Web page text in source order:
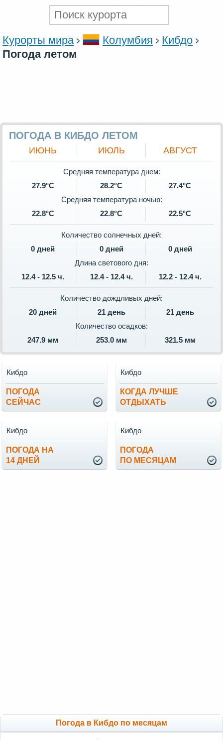
Курорты мира Колумбия
Кибдо
Погода летом
ПОГОДА В КИБДО ЛЕТОМ
ИЮНЬ ИЮЛЬ АВГУСТ
Средняя температура днем:
27.9°C
28.2°C
27.4°C
Средняя температура ночью:
22.8°C
22.8°C 22.5°C
Количество солнечных дней:
0 дней
0 дней
0 дней
Длина светового дня:
12.4 - 12.5 ч.
12.4 - 12.4 ч. 12.2 - 12.4 ч.
Количество дождливых дней:
20 дней
21 день
21 день
Количество осадков:
247.9 мм
253.0 мм 321.5 мм
ПОГОДА
СЕЙЧАС
Кибдо
КОГДА ЛУЧШЕ
ОТДЫХАТЬ
Кибдо
ПОГОДА НА
14 ДНЕЙ
Кибдо
ПОГОДА
ПО МЕСЯЦАМ
Кибдо
Погода в Кибдо по месяцам